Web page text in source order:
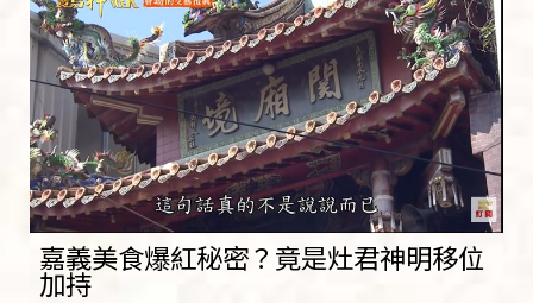
嘉義美食爆紅秘密？竟是灶君神明移位
加持